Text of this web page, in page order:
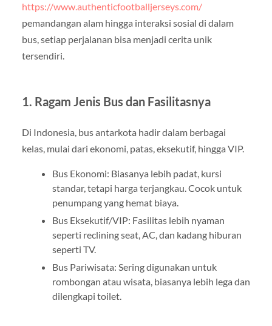
https://www.authenticfootballjerseys.com/
pemandangan alam hingga interaksi sosial di dalam
bus, setiap perjalanan bisa menjadi cerita unik
tersendiri.
1. Ragam Jenis Bus dan Fasilitasnya
Di Indonesia, bus antarkota hadir dalam berbagai
kelas, mulai dari ekonomi, patas, eksekutif, hingga VIP.
Bus Ekonomi: Biasanya lebih padat, kursi
standar, tetapi harga terjangkau. Cocok untuk
penumpang yang hemat biaya.
Bus Eksekutif/VIP: Fasilitas lebih nyaman
seperti reclining seat, AC, dan kadang hiburan
seperti TV.
Bus Pariwisata: Sering digunakan untuk
rombongan atau wisata, biasanya lebih lega dan
dilengkapi toilet.